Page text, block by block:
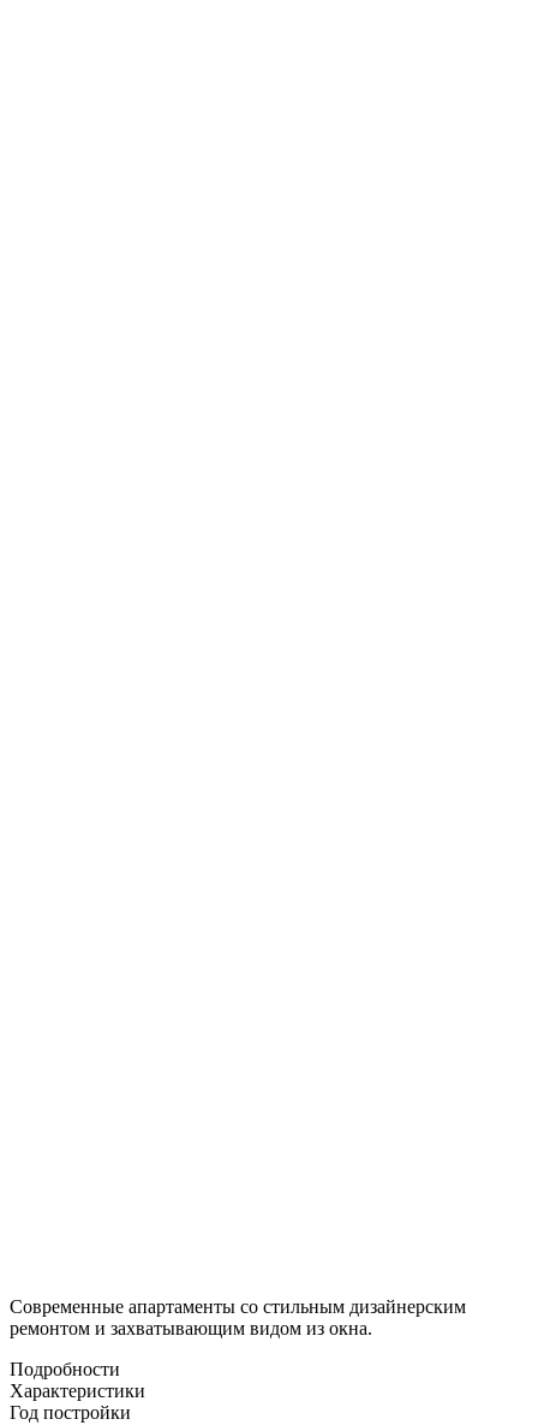
Современные апартаменты со стильным дизайнерским
ремонтом и захватывающим видом из окна.
Подробности
Характеристики
Год постройки